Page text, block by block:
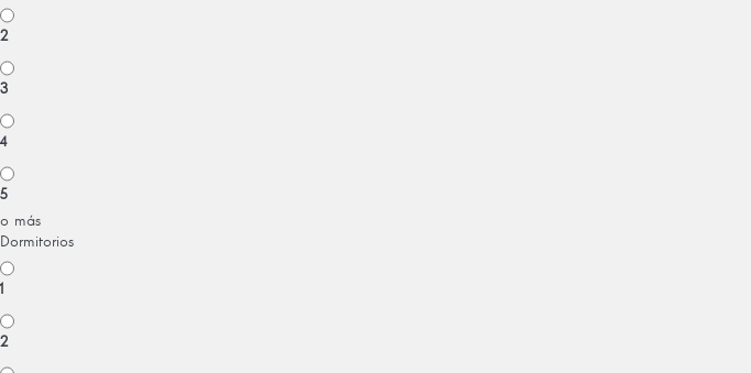
2
3
4
5
o más
Dormitorios
1
2